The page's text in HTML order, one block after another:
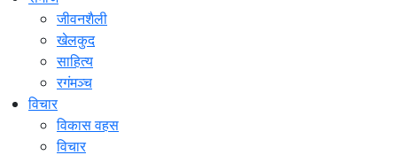
जीवनशैली
खेलकुद
साहित्य
रगंमञ्च
विचार
विकास वहस
विचार